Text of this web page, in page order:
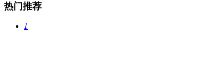
热门推荐
1